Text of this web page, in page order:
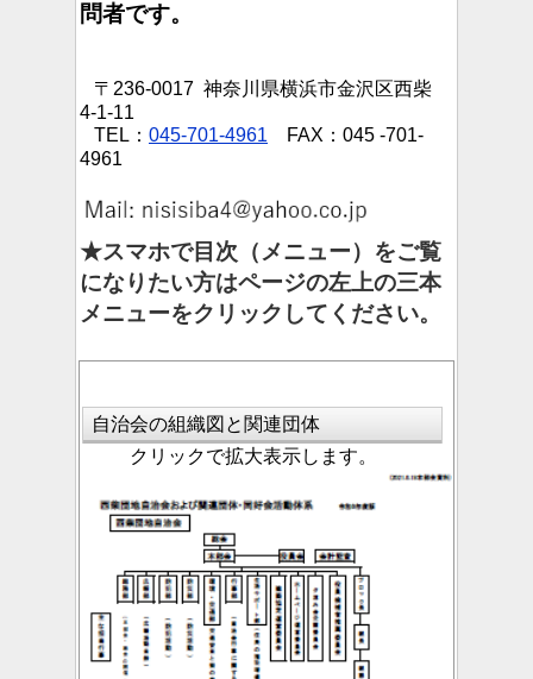
問者です。
〒236-0017 神奈川県横浜市金沢区西柴
4-1-11
TEL： 045-701-4961 FAX：045 -701-
4961
★スマホで目次（メニュー）をご覧
になりたい方はページの左上の三本
メニューをクリックしてください。
自治会の組織図と関連団体
クリックで拡大表示します。